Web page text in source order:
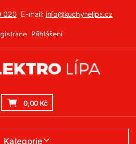
020 E-mail: info@kuchynelipa.cz
Přihlášení
0,00 Kč
Kategorie